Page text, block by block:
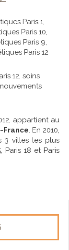
Paris 1,
Paris 10,
Paris 9,
Paris 12
12, soins
appartient au
France. En 2010,
3 villes les plus
Paris 18 et Paris